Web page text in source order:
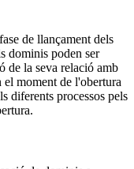
de llançament dels
dominis poden ser
de la seva relació amb
el moment de l'obertura
diferents processos pels